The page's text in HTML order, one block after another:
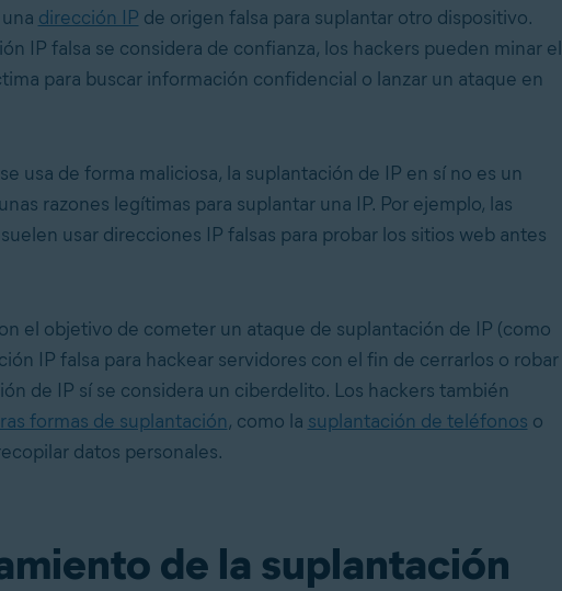
dirección IP de origen falsa para suplantar otro dispositivo.
IP falsa se considera de confianza, los hackers pueden minar el
para buscar información confidencial o lanzar un ataque en
usa de forma maliciosa, la suplantación de IP en sí no es un
razones legítimas para suplantar una IP. Por ejemplo, las
usar direcciones IP falsas para probar los sitios web antes
el objetivo de cometer un ataque de suplantación de IP (como
IP falsa para hackear servidores con el fin de cerrarlos o robar
de IP sí se considera un ciberdelito. Los hackers también
formas de suplantación, como la suplantación de teléfonos o
datos personales.
de la suplantación